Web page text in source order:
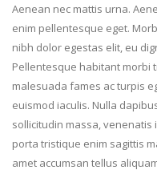
Aenean nec mattis urna.
enim pellentesque eget.
nibh dolor egestas elit, eu
Pellentesque habitant morbi
malesuada fames ac turpis
euismod iaculis. Nulla
sollicitudin massa,
porta tristique enim sagittis
amet accumsan tellus